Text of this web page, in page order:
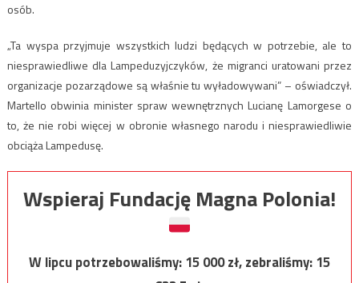
osób.
„Ta wyspa przyjmuje wszystkich ludzi będących w potrzebie, ale to
niesprawiedliwe dla Lampeduzyjczyków, że migranci uratowani przez
organizacje pozarządowe są właśnie tu wyładowywani” – oświadczył.
Martello obwinia minister spraw wewnętrznych Lucianę Lamorgese o
to, że nie robi więcej w obronie własnego narodu i niesprawiedliwie
obciąża Lampedusę.
Wspieraj Fundację Magna Polonia!
W lipcu potrzebowaliśmy:15 000zł, zebraliśmy:15